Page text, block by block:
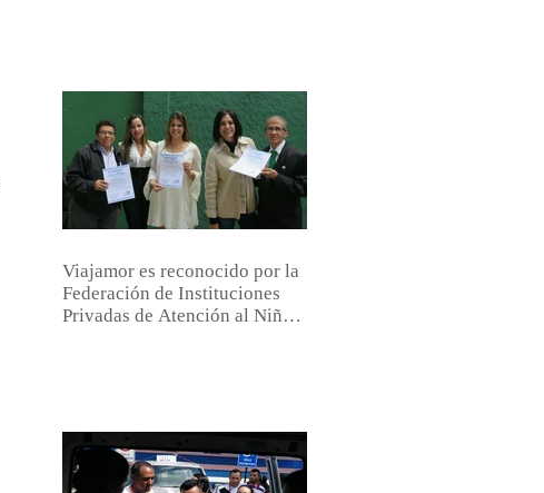
Viajamor es reconocido por la
Federación de Instituciones
Privadas de Atención al Niño,